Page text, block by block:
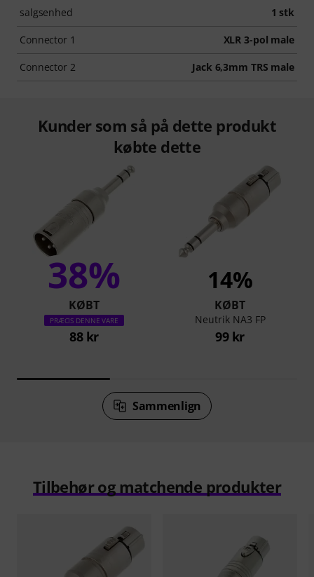
salgsenhed 1 stk
Connector 1 XLR 3-pol male
Connector 2 Jack 6,3mm TRS male
Kunder som så på dette produkt
købte dette
38%
KØBT
PRÆCIS DENNE VARE
88 kr
14%
KØBT
Neutrik NA3 FP
99 kr
Sammenlign
Tilbehør og matchende produkter